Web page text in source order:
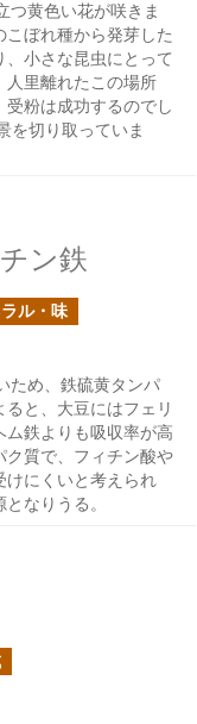
つ黄色い花が咲きま
こぼれ種から発芽した
小さな昆虫にとって
人里離れたこの場所
粉は成功するのでし
を切り取っていま
ン鉄
ル・味
ため、鉄硫黄タンパ
と、大豆にはフェリ
鉄よりも吸収率が高
ク質で、フィチン酸や
けにくいと考えられ
なりうる。